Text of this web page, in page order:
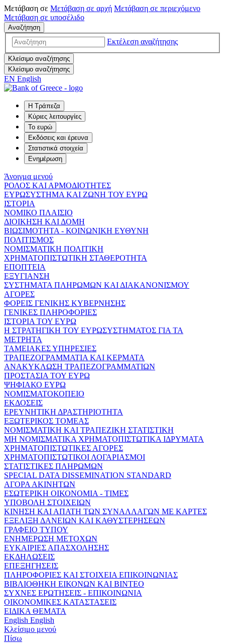
Μετάβαση σε Μετάβαση σε αρχή Μετάβαση σε περιεχόμενο
Μετάβαση σε υποσέλιδο
Αναζήτηση
Εκτέλεση αναζήτησης
Κλείσιμο αναζήτησης
Κλείσιμο αναζήτησης
EN English
Η Τράπεζα
Κύριες λειτουργίες
Το ευρώ
Εκδόσεις και έρευνα
Στατιστικά στοιχεία
Ενημέρωση
Άνοιγμα μενού
ΡΟΛΟΣ ΚΑΙ ΑΡΜΟΔΙΟΤΗΤΕΣ
ΕΥΡΩΣΥΣΤΗΜΑ ΚΑΙ ΖΩΝΗ ΤΟΥ ΕΥΡΩ
ΙΣΤΟΡΙΑ
ΝΟΜΙΚΟ ΠΛΑΙΣΙΟ
ΔΙΟΙΚΗΣΗ ΚΑΙ ΔΟΜΗ
ΒΙΩΣΙΜΟΤΗΤΑ - ΚΟΙΝΩΝΙΚΗ ΕΥΘΥΝΗ
ΠΟΛΙΤΙΣΜΟΣ
ΝΟΜΙΣΜΑΤΙΚΗ ΠΟΛΙΤΙΚΗ
ΧΡΗΜΑΤΟΠΙΣΤΩΤΙΚΗ ΣΤΑΘΕΡΟΤΗΤΑ
ΕΠΟΠΤΕΙΑ
ΕΞΥΓΙΑΝΣΗ
ΣΥΣΤΗΜΑΤΑ ΠΛΗΡΩΜΩΝ ΚΑΙ ΔΙΑΚΑΝΟΝΙΣΜΟΥ
ΑΓΟΡΕΣ
ΦΟΡΕΙΣ ΓΕΝΙΚΗΣ ΚΥΒΕΡΝΗΣΗΣ
ΓΕΝΙΚΕΣ ΠΛΗΡΟΦΟΡΙΕΣ
ΙΣΤΟΡΙΑ ΤΟΥ ΕΥΡΩ
Η ΣΤΡΑΤΗΓΙΚΗ ΤΟΥ ΕΥΡΩΣΥΣΤΗΜΑΤΟΣ ΓΙΑ ΤΑ
ΜΕΤΡΗΤΑ
ΤΑΜΕΙΑΚΕΣ ΥΠΗΡΕΣΙΕΣ
ΤΡΑΠΕΖΟΓΡΑΜΜΑΤΙΑ ΚΑΙ ΚΕΡΜΑΤΑ
ΑΝΑΚΥΚΛΩΣΗ ΤΡΑΠΕΖΟΓΡΑΜΜΑΤΙΩΝ
ΠΡΟΣΤΑΣΙΑ ΤΟΥ ΕΥΡΩ
ΨΗΦΙΑΚΟ ΕΥΡΩ
ΝΟΜΙΣΜΑΤΟΚΟΠΕΙΟ
ΕΚΔΟΣΕΙΣ
ΕΡΕΥΝΗΤΙΚΗ ΔΡΑΣΤΗΡΙΟΤΗΤΑ
ΕΞΩΤΕΡΙΚΟΣ ΤΟΜΕΑΣ
ΝΟΜΙΣΜΑΤΙΚΗ ΚΑΙ ΤΡΑΠΕΖΙΚΗ ΣΤΑΤΙΣΤΙΚΗ
ΜΗ ΝΟΜΙΣΜΑΤΙΚΑ ΧΡΗΜΑΤΟΠΙΣΤΩΤΙΚΑ ΙΔΡΥΜΑΤΑ
ΧΡΗΜΑΤΟΠΙΣΤΩΤΙΚΕΣ ΑΓΟΡΕΣ
ΧΡΗΜΑΤΟΠΙΣΤΩΤΙΚΟΙ ΛΟΓΑΡΙΑΣΜΟΙ
ΣΤΑΤΙΣΤΙΚΕΣ ΠΛΗΡΩΜΩΝ
SPECIAL DATA DISSEMINATION STANDARD
ΑΓΟΡΑ ΑΚΙΝΗΤΩΝ
ΕΣΩΤΕΡΙΚΗ ΟΙΚΟΝΟΜΙΑ - ΤΙΜΕΣ
ΥΠΟΒΟΛΗ ΣΤΟΙΧΕΙΩΝ
ΚΙΝΗΣΗ ΚΑΙ ΑΠΑΤΗ ΤΩΝ ΣΥΝΑΛΛΑΓΩΝ ΜΕ ΚΑΡΤΕΣ
ΕΞΕΛΙΞΗ ΔΑΝΕΙΩΝ ΚΑΙ ΚΑΘΥΣΤΕΡΗΣΕΩΝ
ΓΡΑΦΕΙΟ ΤΥΠΟΥ
ΕΝΗΜΕΡΩΣΗ ΜΕΤΟΧΩΝ
ΕΥΚΑΙΡΙΕΣ ΑΠΑΣΧΟΛΗΣΗΣ
ΕΚΔΗΛΩΣΕΙΣ
ΕΠΕΞΗΓΗΣΕΙΣ
ΠΛΗΡΟΦΟΡΙΕΣ ΚΑΙ ΣΤΟΙΧΕΙΑ ΕΠΙΚΟΙΝΩΝΙΑΣ
ΒΙΒΛΙΟΘΗΚΗ ΕΙΚΟΝΩΝ ΚΑΙ ΒΙΝΤΕΟ
ΣΥΧΝΕΣ ΕΡΩΤΗΣΕΙΣ - ΕΠΙΚΟΙΝΩΝΙΑ
ΟΙΚΟΝΟΜΙΚΕΣ ΚΑΤΑΣΤΑΣΕΙΣ
ΕΙΔΙΚΑ ΘΕΜΑΤΑ
English English
Κλείσιμο μενού
Πίσω